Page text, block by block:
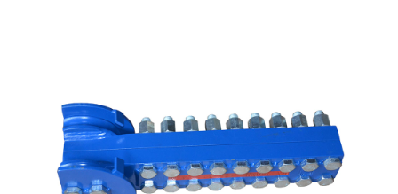
Mein Konto
Mein Konto